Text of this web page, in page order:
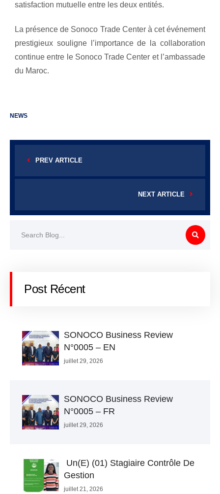
satisfaction mutuelle entre les deux entités.
La présence de Sonoco Trade Center à cet événement
prestigieux souligne l’importance de la collaboration
continue entre le Sonoco Trade Center et l’ambassade
du Maroc.
NEWS
PREV ARTICLE
NEXT ARTICLE
Post Récent
SONOCO Business Review
N°0005 – EN
juillet 29, 2026
SONOCO Business Review
N°0005 – FR
juillet 29, 2026
Un(e) (01) Stagiaire Contrôle De
Gestion
juillet 21, 2026